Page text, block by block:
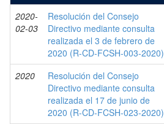
2020-
02-03
Resolución del Consejo
Directivo mediante consulta
realizada el 3 de febrero de
2020 (R-CD-FCSH-003-2020)
2020
Resolución del Consejo
Directivo mediante consulta
realizada el 17 de junio de
2020 (R-CD-FCSH-023-2020)